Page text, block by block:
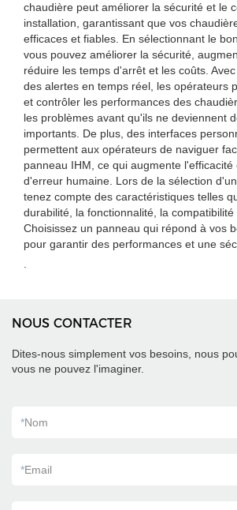
chaudière peut améliorer la sécurité et le
installation, garantissant que vos
efficaces et fiables. En sélectionnant le
vous pouvez améliorer la sécurité,
réduire les temps d'arrêt et les coûts.
des alertes en temps réel, les opérateurs
et contrôler les performances des
les problèmes avant qu'ils ne deviennent
importants. De plus, des interfaces
permettent aux opérateurs de naviguer
panneau IHM, ce qui augmente
d'erreur humaine. Lors de la sélection
tenez compte des caractéristiques telles
durabilité, la fonctionnalité, la compatibilité
Choisissez un panneau qui répond à vos
pour garantir des performances et une
NOUS CONTACTER
Dites-nous simplement vos besoins, nous
vous ne pouvez l'imaginer.
*Nom
*Email